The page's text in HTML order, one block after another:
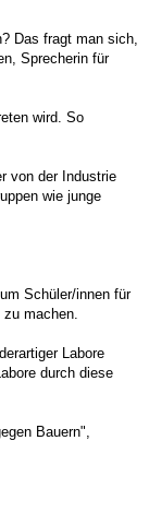
Das fragt man sich,
Sprecherin für
wird. So
von der Industrie
wie junge
Schüler/innen für
machen.
Labore
durch diese
Bauern",